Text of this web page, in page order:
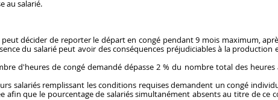
au salarié.
décider de reporter le départ en congé pendant 9 mois maximum,
du salarié peut avoir des conséquences préjudiciables à la production
d'heures de congé demandé dépasse 2 % du nombre total des heures
salariés remplissant les conditions requises demandent un congé
que le pourcentage de salariés simultanément absents au titre de ce